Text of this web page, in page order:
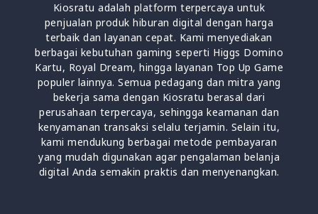
Kiosratu adalah platform terpercaya untuk
penjualan produk hiburan digital dengan harga
terbaik dan layanan cepat. Kami menyediakan
berbagai kebutuhan gaming seperti Higgs Domino
Kartu, Royal Dream, hingga layanan Top Up Game
populer lainnya. Semua pedagang dan mitra yang
bekerja sama dengan Kiosratu berasal dari
perusahaan terpercaya, sehingga keamanan dan
kenyamanan transaksi selalu terjamin. Selain itu,
kami mendukung berbagai metode pembayaran
yang mudah digunakan agar pengalaman belanja
digital Anda semakin praktis dan menyenangkan.